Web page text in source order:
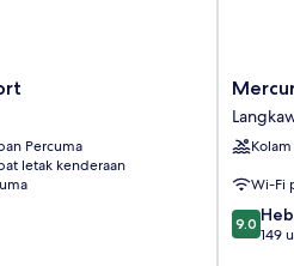
Percuma
letak kenderaan
Mercure
Pantai
Cenang
Wi-Fi
9.0
9.0
149